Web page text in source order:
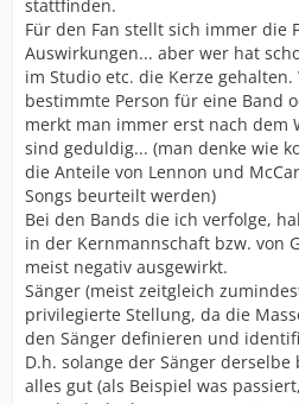
stattfinden.
Für den Fan stellt sich immer die
Auswirkungen... aber wer hat
im Studio etc. die Kerze
bestimmte Person für eine Band
merkt man immer erst nach dem
sind geduldig... (man denke wie
die Anteile von Lennon und
Songs beurteilt werden)
Bei den Bands die ich verfolge,
in der Kernmannschaft bzw. von
meist negativ ausgewirkt.
Sänger (meist zeitgleich
privilegierte Stellung, da die
den Sänger definieren und
D.h. solange der Sänger
alles gut (als Beispiel was